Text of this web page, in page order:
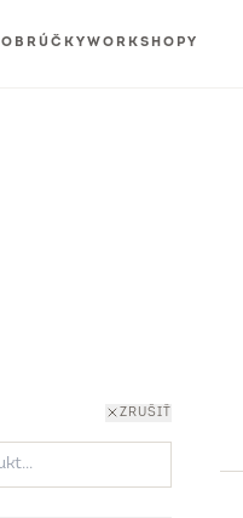
OBRÚČKYWORKSHOPY
ZRUŠIŤ